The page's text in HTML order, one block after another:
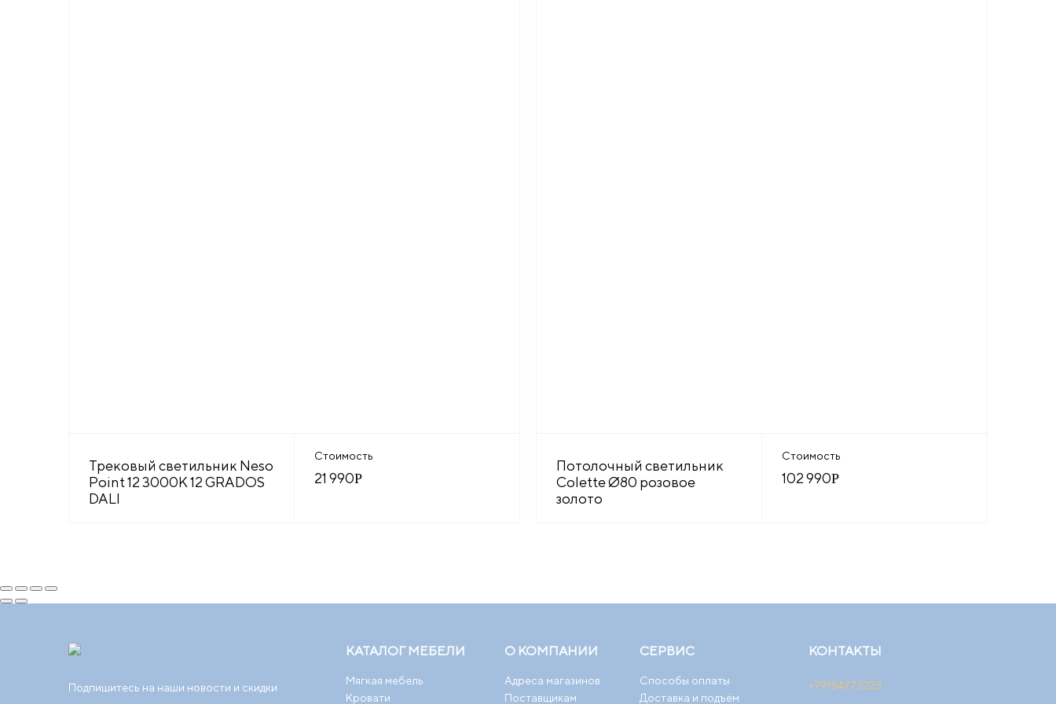
Трековый светильник Neso
Point 12 3000K 12 GRADOS
DALI
Стоимость
21 990Р
Потолочный светильник
Colette Ø80 розовое
золото
Стоимость
102 990Р
Подпишитесь на наши новости и скидки
КАТАЛОГ МЕБЕЛИ
Мягкая мебель
Кровати
О КОМПАНИИ
Адреса магазинов
Поставщикам
СЕРВИС
Способы оплаты
Доставка и подъём
КОНТАКТЫ
+79154773223